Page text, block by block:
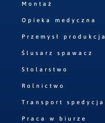
Montaż
Opieka medyczna
Przemysł produkcja
Ślusarz spawacz
Stolarstwo
Rolnictwo
Transport spedycja
Praca w biurze